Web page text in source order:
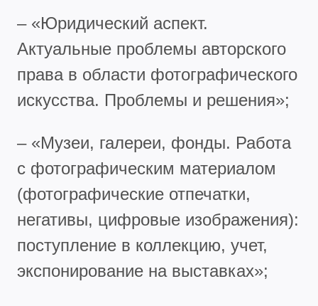
– «Юридический аспект.
Актуальные проблемы авторского
права в области фотографического
искусства. Проблемы и решения»;
– «Музеи, галереи, фонды. Работа
с фотографическим материалом
(фотографические отпечатки,
негативы, цифровые изображения):
поступление в коллекцию, учет,
экспонирование на выставках»;